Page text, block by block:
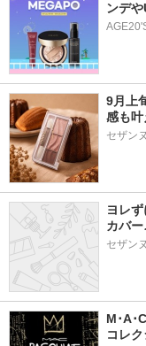
ンデ
9月上
感も
ヨレ
カバー
セザンヌ
M･A･
コレ